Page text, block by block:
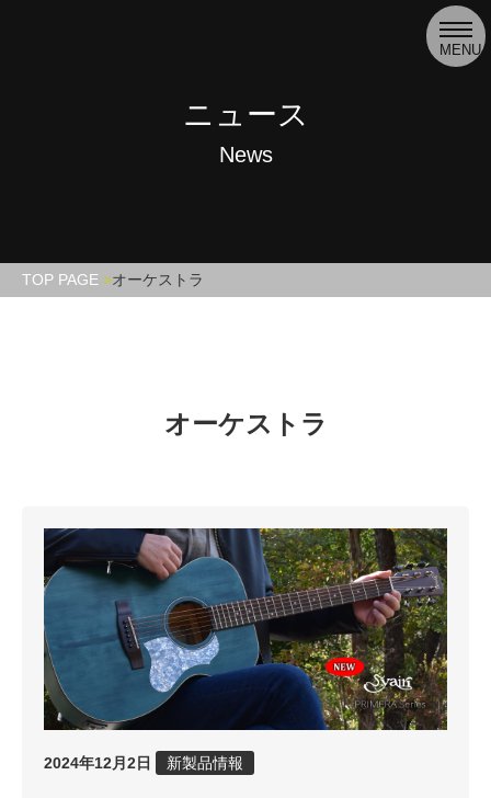
MENU
ニュース
News
TOP PAGE オーケストラ
オーケストラ
2024年12月2日 新製品情報